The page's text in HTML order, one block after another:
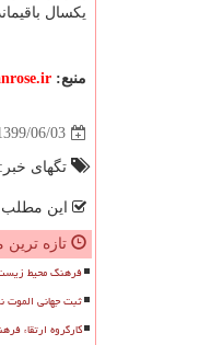
یکسال
منبع:
06/03
تگهای خبر:
این مطلب
تازه
فرهنگ محیط زیست
ثبت جهانی الموت
کارگروه ارتقاء